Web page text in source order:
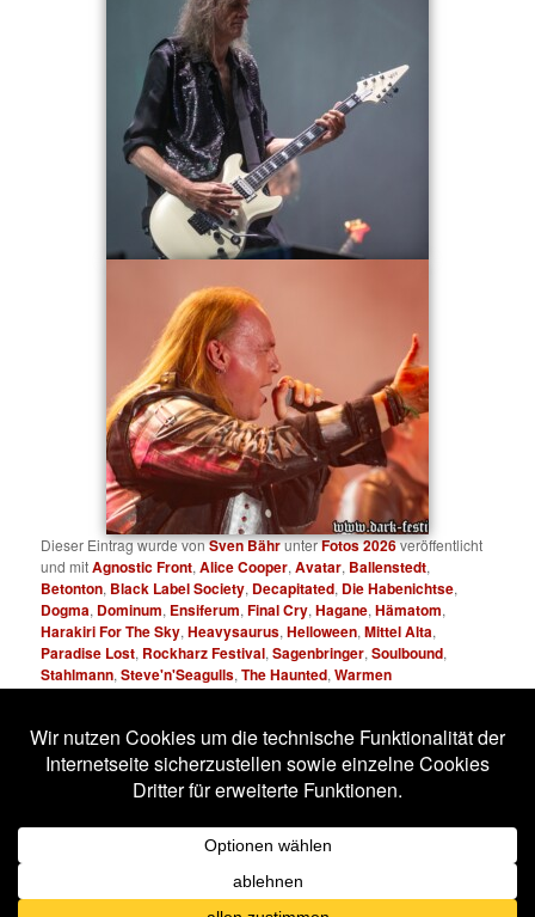
Dieser Eintrag wurde vonSven BährunterFotos 2026veröffentlicht
und mitAgnostic Front,Alice Cooper,Avatar, Ballenstedt,
Betonton, Black Label Society, Decapitated, Die Habenichtse,
Dogma, Dominum, Ensiferum,Final Cry,Hagane,Hämatom,
Harakiri For The Sky,Heavysaurus,Helloween,Mittel Alta,
Paradise Lost, Rockharz Festival,Sagenbringer,Soulbound,
Stahlmann,Steve'n'Seagulls,The Haunted,Warmen
verschlagwortet. Setze ein Lesezeichen für denPermalink.
Impressum
Stolz präsentiert von WordPress